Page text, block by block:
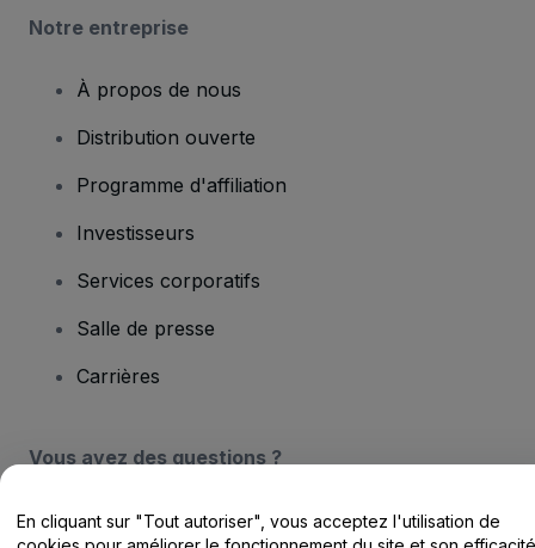
Notre entreprise
À propos de nous
Distribution ouverte
Programme d'affiliation
Investisseurs
Services corporatifs
Salle de presse
Carrières
Vous avez des questions ?
Centre d'assistance / Nous contacter
En cliquant sur "Tout autoriser", vous acceptez l'utilisation de